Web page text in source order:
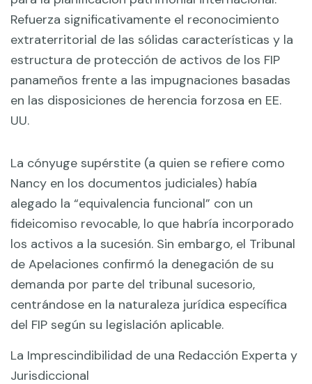
Refuerza significativamente el reconocimiento
extraterritorial de las sólidas características y la
estructura de protección de activos de los FIP
panameños frente a las impugnaciones basadas
en las disposiciones de herencia forzosa en EE.
UU.
La cónyuge supérstite (a quien se refiere como
Nancy en los documentos judiciales) había
alegado la “equivalencia funcional” con un
fideicomiso revocable, lo que habría incorporado
los activos a la sucesión. Sin embargo, el Tribunal
de Apelaciones confirmó la denegación de su
demanda por parte del tribunal sucesorio,
centrándose en la naturaleza jurídica específica
del FIP según su legislación aplicable.
La Imprescindibilidad de una Redacción Experta y
Jurisdiccional